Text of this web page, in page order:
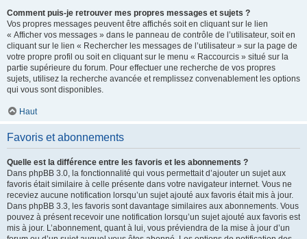
Comment puis-je retrouver mes propres messages et sujets ?
Vos propres messages peuvent être affichés soit en cliquant sur le lien
« Afficher vos messages » dans le panneau de contrôle de l’utilisateur, soit en
cliquant sur le lien « Rechercher les messages de l’utilisateur » sur la page de
votre propre profil ou soit en cliquant sur le menu « Raccourcis » situé sur la
partie supérieure du forum. Pour effectuer une recherche de vos propres
sujets, utilisez la recherche avancée et remplissez convenablement les options
qui vous sont disponibles.
Haut
Favoris et abonnements
Quelle est la différence entre les favoris et les abonnements ?
Dans phpBB 3.0, la fonctionnalité qui vous permettait d’ajouter un sujet aux
favoris était similaire à celle présente dans votre navigateur internet. Vous ne
receviez aucune notification lorsqu’un sujet ajouté aux favoris était mis à jour.
Dans phpBB 3.3, les favoris sont davantage similaires aux abonnements. Vous
pouvez à présent recevoir une notification lorsqu’un sujet ajouté aux favoris est
mis à jour. L’abonnement, quant à lui, vous préviendra de la mise à jour d’un